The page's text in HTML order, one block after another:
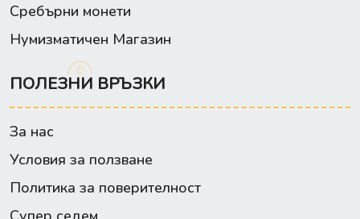
Сребърни монети
Нумизматичен Магазин
ПОЛЕЗНИ ВРЪЗКИ
За нас
Условия за ползване
Политика за поверителност